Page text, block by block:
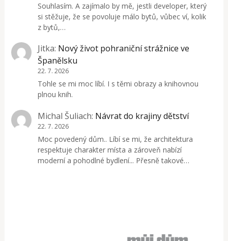
Souhlasím. A zajímalo by mě, jestli developer, který
si stěžuje, že se povoluje málo bytů, vůbec ví, kolik
z bytů,…
Jitka: Nový život pohraniční strážnice ve
Španělsku
22. 7. 2026
Tohle se mi moc líbí. I s těmi obrazy a knihovnou
plnou knih.
Michal Šuliach: Návrat do krajiny dětství
22. 7. 2026
Moc povedený dům.. Líbí se mi, že architektura
respektuje charakter místa a zároveň nabízí
moderní a pohodlné bydlení... Přesně takové…